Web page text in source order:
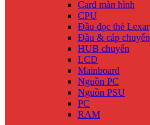
Card màn hình
CPU
Đầu đọc thẻ Lexar
Đầu & cáp chuyển
HUB chuyển
LCD
Mainboard
Nguồn PC
Nguồn PSU
PC
RAM